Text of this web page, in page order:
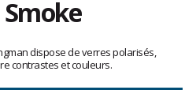
dispose de verres polarisés,
contrastes et couleurs.